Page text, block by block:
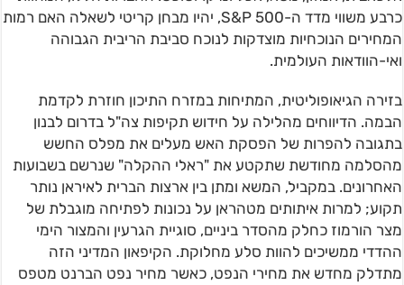
כרבע משווי מדד ה-S&P 500, יהיו מבחן קריטי לשאלה האם רמות
המחירים הנוכחיות מוצדקות לנוכח סביבת הריבית הגבוהה
ואי-הוודאות העולמית.
בזירה הגיאופוליטית, המתיחות במזרח התיכון חוזרת לקדמת
הבמה. הדיווחים מהלילה על חידוש תקיפות צה"ל בדרום לבנון
בתגובה להפרות של הפסקת האש מעלים את מפלס החשש
מהסלמה מחודשת שתקטע את "ראלי ההקלה" שנרשם בשבועות
האחרונים. במקביל, המשא ומתן בין ארצות הברית לאיראן נותר
תקוע; למרות איתותים מטהראן על נכונות לפתיחה מוגבלת של
מצר הורמוז כחלק מהסדר ביניים, סוגיית הגרעין והמצור הימי
ההדדי ממשיכים להוות סלע מחלוקת. הקיפאון המדיני הזה
מתדלק מחדש את מחירי הנפט, כאשר מחיר נפט הברנט מטפס